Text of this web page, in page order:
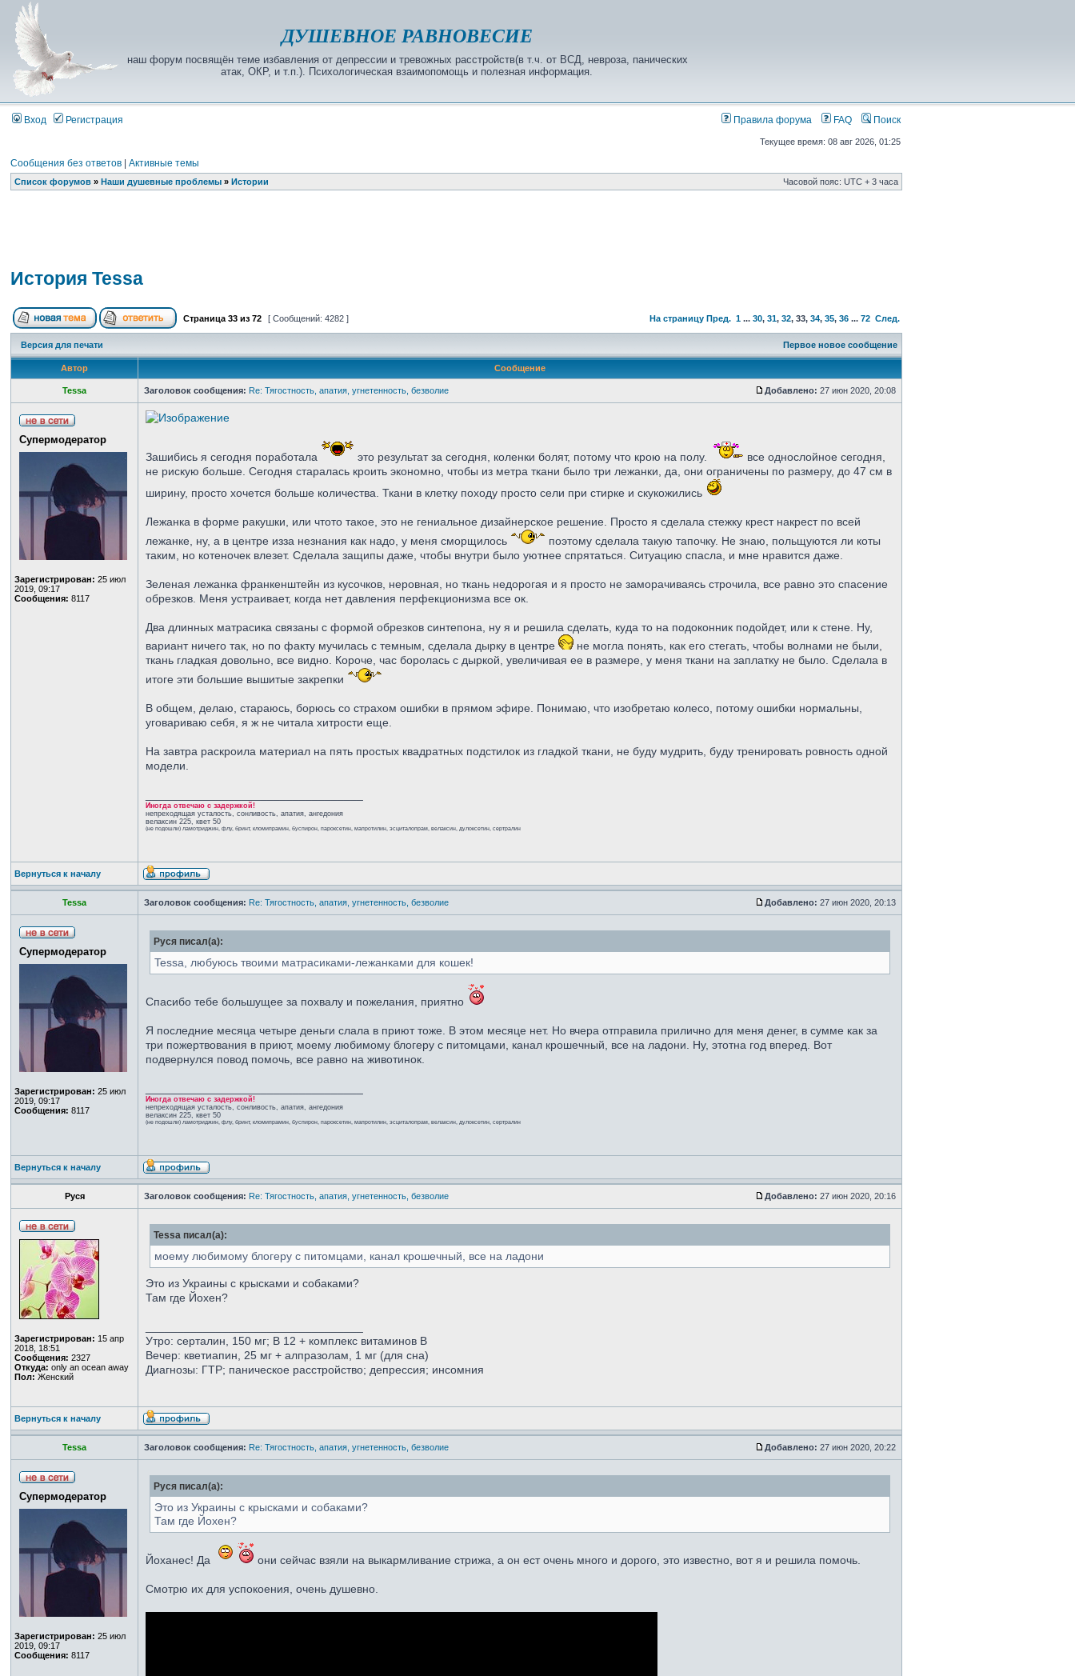
ДУШЕВНОЕ РАВНОВЕСИЕ
наш форум посвящён теме избавления от депрессии и тревожных расстройств(в т.ч. от ВСД, невроза, панических
атак, ОКР, и т.п.). Психологическая взаимопомощь и полезная информация.
Вход Регистрация Правила форума FAQ Поиск
Текущее время: 08 авг 2026, 01:25
Сообщения без ответов |Активные темы
Список форумов »Наши душевные проблемы »Истории Часовой пояс: UTC + 3 часа
История Tessa
Страница33 из72 [ Сообщений: 4282 ] На страницу Пред. 1 ...30,31,32,33,34,35,36 ...72 След.
Версия для печати Первое новое сообщение
Автор Сообщение
Tessa Заголовок сообщения: Re: Тягостность, апатия, угнетенность, безволие Добавлено: 27 июн 2020, 20:08
Супермодератор
Зарегистрирован: 25 июл
2019, 09:17
Сообщения: 8117
Зашибись я сегодня поработала это результат за сегодня, коленки болят, потому что крою на полу.
все однослойное сегодня,
не рискую больше. Сегодня старалась кроить экономно, чтобы из метра ткани было три лежанки, да, они ограничены по размеру, до 47 см в
ширину, просто хочется больше количества. Ткани в клетку походу просто сели при стирке и скукожились
Лежанка в форме ракушки, или чтото такое, это не гениальное дизайнерское решение. Просто я сделала стежку крест накрест по всей
лежанке, ну, а в центре изза незнания как надо, у меня сморщилось
поэтому сделала такую тапочку. Не знаю, польщуются ли коты
таким, но котеночек влезет. Сделала защипы даже, чтобы внутри было уютнее спрятаться. Ситуацию спасла, и мне нравится даже.
Зеленая лежанка франкенштейн из кусочков, неровная, но ткань недорогая и я просто не заморачиваясь строчила, все равно это спасение
обрезков. Меня устраивает, когда нет давления перфекционизма все ок.
Два длинных матрасика связаны с формой обрезков синтепона, ну я и решила сделать, куда то на подоконник подойдет, или к стене. Ну,
вариант ничего так, но по факту мучилась с темным, сделала дырку в центре
не могла понять, как его стегать, чтобы волнами не были,
ткань гладкая довольно, все видно. Короче, час боролась с дыркой, увеличивая ее в размере, у меня ткани на заплатку не было. Сделала в
итоге эти большие вышитые закрепки
В общем, делаю, стараюсь, борюсь со страхом ошибки в прямом эфире. Понимаю, что изобретаю колесо, потому ошибки нормальны,
уговариваю себя, я ж не читала хитрости еще.
На завтра раскроила материал на пять простых квадратных подстилок из гладкой ткани, не буду мудрить, буду тренировать ровность одной
модели.
Иногда отвечаю с задержкой!
непреходящая усталость, сонливость, апатия, ангедония
велаксин 225, квет 50
(не подошли) ламотриджин, флу, бринт, кломипрамин, буспирон, пароксетин, мапротилин, эсциталопрам, велаксин, дулоксетин, сертралин
Вернуться к началу
Tessa Заголовок сообщения: Re: Тягостность, апатия, угнетенность, безволие Добавлено: 27 июн 2020, 20:13
Супермодератор
Зарегистрирован: 25 июл
2019, 09:17
Сообщения: 8117
Руся писал(а):
Tessa, любуюсь твоими матрасиками-лежанками для кошек!
Спасибо тебе большущее за похвалу и пожелания, приятно
Я последние месяца четыре деньги слала в приют тоже. В этом месяце нет. Но вчера отправила прилично для меня денег, в сумме как за
три пожертвования в приют, моему любимому блогеру с питомцами, канал крошечный, все на ладони. Ну, этотна год вперед. Вот
подвернулся повод помочь, все равно на животинок.
Иногда отвечаю с задержкой!
непреходящая усталость, сонливость, апатия, ангедония
велаксин 225, квет 50
(не подошли) ламотриджин, флу, бринт, кломипрамин, буспирон, пароксетин, мапротилин, эсциталопрам, велаксин, дулоксетин, сертралин
Вернуться к началу
Руся Заголовок сообщения: Re: Тягостность, апатия, угнетенность, безволие Добавлено: 27 июн 2020, 20:16
Зарегистрирован: 15 апр
2018, 18:51
Сообщения: 2327
Откуда: only an ocean away
Пол: Женский
Tessa писал(а):
моему любимому блогеру с питомцами, канал крошечный, все на ладони
Это из Украины с крысками и собаками?
Там где Йохен?
Утро: серталин, 150 мг; B 12 + комплекс витаминов В
Вечер: кветиапин, 25 мг + алпразолам, 1 мг (для сна)
Диагнозы: ГТР; паническое расстройство; депрессия; инсомния
Вернуться к началу
Tessa Заголовок сообщения: Re: Тягостность, апатия, угнетенность, безволие Добавлено: 27 июн 2020, 20:22
Супермодератор
Зарегистрирован: 25 июл
2019, 09:17
Сообщения: 8117
Руся писал(а):
Это из Украины с крысками и собаками?
Там где Йохен?
Йоханес! Да они сейчас взяли на выкармливание стрижа, а он ест очень много и дорого, это известно, вот я и решила помочь.
Смотрю их для успокоения, очень душевно.